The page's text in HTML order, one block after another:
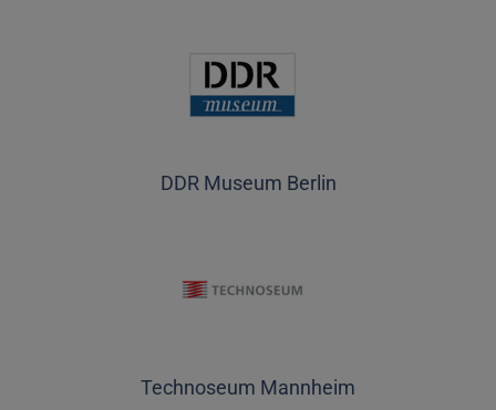
DDR Museum Berlin
Technoseum Mannheim